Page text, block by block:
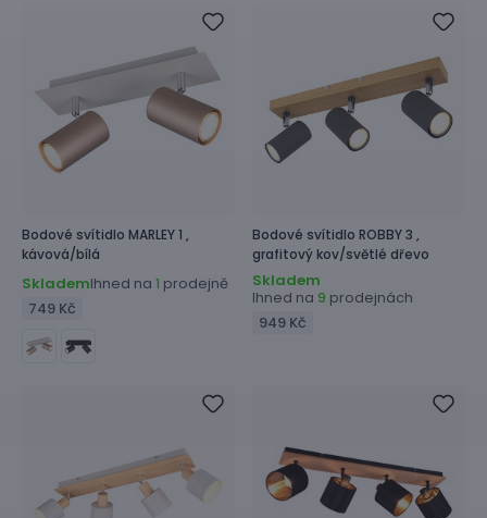
Bodové svítidlo MARLEY 1 ,
kávová/bílá
SklademIhned na 1 prodejně
749 Kč
Bodové svítidlo ROBBY 3 ,
grafitový kov/světlé dřevo
Skladem
Ihned na 9 prodejnách
949 Kč